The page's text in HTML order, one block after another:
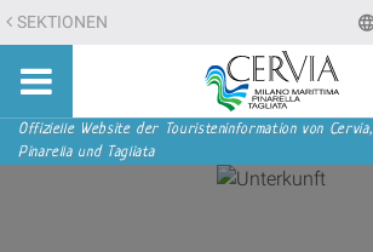
Direkt
zum
Inhalt
Direkt
zur
SEKTIONEN
Sito
turistico
ufficiale
Cervia,
Sektionen
Offizielle Website der Touristeninformation von
Pinarella und Tagliata
menu